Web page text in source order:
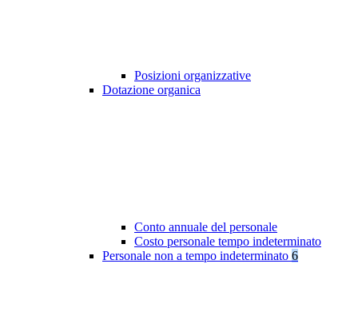
Posizioni organizzative
Dotazione organica
Conto annuale del personale
Costo personale tempo indeterminato
Personale non a tempo indeterminato 6